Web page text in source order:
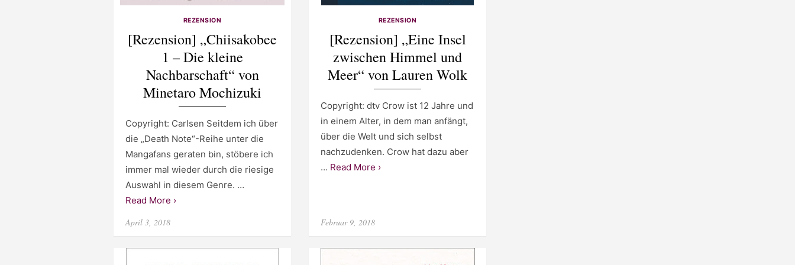
REZENSION
[Rezension] „Chiisakobee
1 – Die kleine
Nachbarschaft“ von
Minetaro Mochizuki
Copyright: Carlsen Seitdem ich über
die „Death Note“-Reihe unter die
Mangafans geraten bin, stöbere ich
immer mal wieder durch die riesige
Auswahl in diesem Genre. …
Read More ›
Posted
April 3, 2018
REZENSION
[Rezension] „Eine Insel
zwischen Himmel und
Meer“ von Lauren Wolk
Copyright: dtv Crow ist 12 Jahre und
in einem Alter, in dem man anfängt,
über die Welt und sich selbst
nachzudenken. Crow hat dazu aber
… Read More ›
Posted
Februar 9, 2018